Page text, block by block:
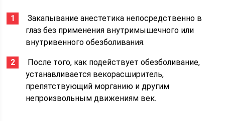
​ Закапывание анестетика непосредственно в
глаз без применения внутримышечного или
внутривенного обезболивания.
​ После того, как подействует обезболивание,
устанавливается векорасширитель,
препятствующий морганию и другим
непроизвольным движениям век.